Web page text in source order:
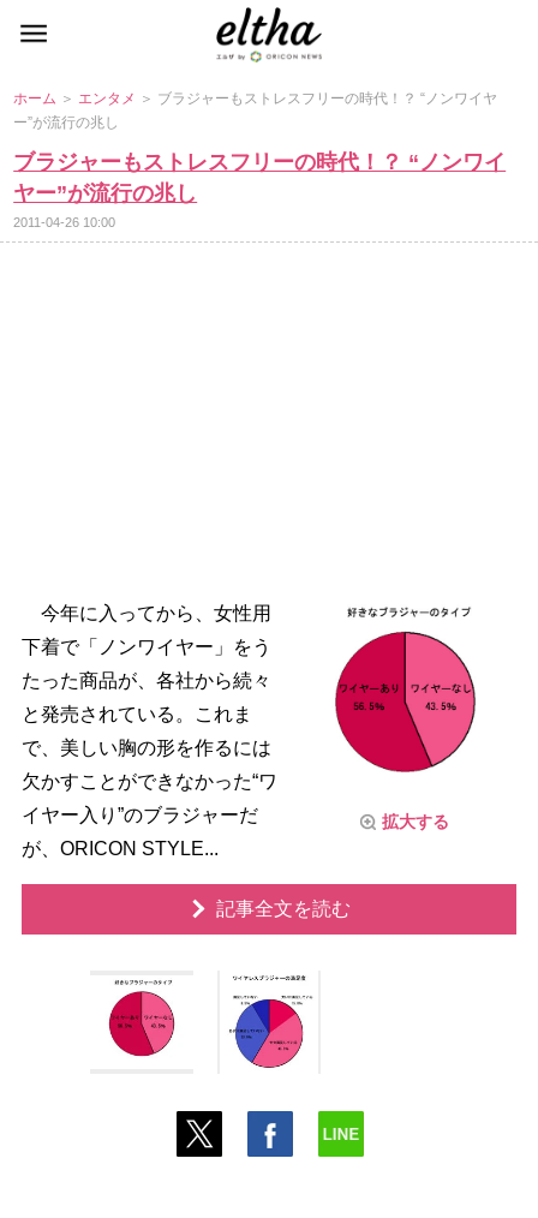
ホーム ＞ エンタメ ＞ ブラジャーもストレスフリーの時代！？ “ノンワイヤ
ー”が流行の兆し
ブラジャーもストレスフリーの時代！？ “ノンワイ
ヤー”が流行の兆し
2011-04-26 10:00
拡大する
今年に入ってから、女性用
下着で「ノンワイヤー」をう
たった商品が、各社から続々
と発売されている。これま
で、美しい胸の形を作るには
欠かすことができなかった“ワ
イヤー入り”のブラジャーだ
が、ORICON STYLE...
記事全文を読む